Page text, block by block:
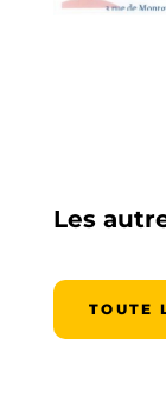
Les
TOUTE